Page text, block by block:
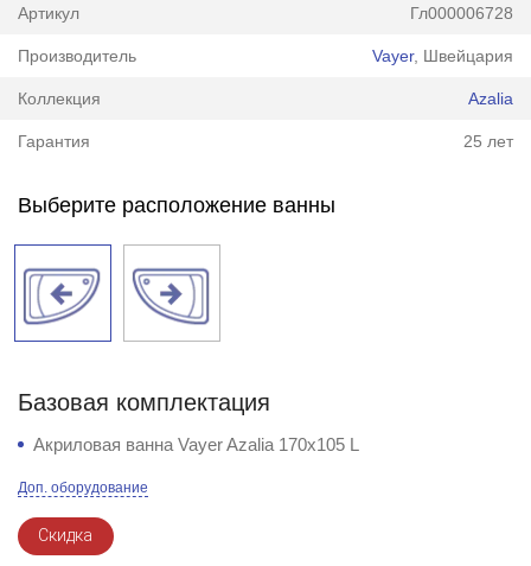
Артикул Гл000006728
Производитель Vayer, Швейцария
Коллекция Azalia
Гарантия 25 лет
Выберите расположение ванны
Базовая комплектация
Акриловая ванна Vayer Azalia 170x105 L
Доп. оборудование
Скидка